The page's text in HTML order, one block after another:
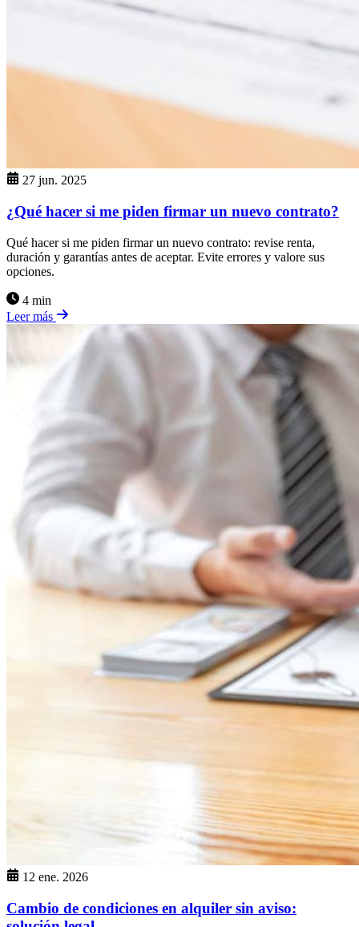
27 jun. 2025
¿Qué hacer si me piden firmar un nuevo contrato?
Qué hacer si me piden firmar un nuevo contrato: revise renta,
duración y garantías antes de aceptar. Evite errores y valore sus
opciones.
4 min
Leer más
12 ene. 2026
Cambio de condiciones en alquiler sin aviso: